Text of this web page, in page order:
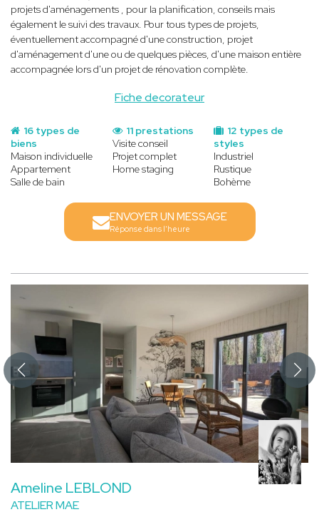
Fiche decorateur
projets d'aménagements , pour la planification, conseils mais
également le suivi des travaux. Pour tous types de projets,
éventuellement accompagné d'une construction, projet
d'aménagement d'une ou de quelques pièces, d'une maison entière
accompagnée lors d'un projet de rénovation complète.
16 types de
biens
Maison individuelle
Appartement
Salle de bain
12 types de
styles
Industriel
Rustique
Bohème
11 prestations
Visite conseil
Projet complet
Home staging
ENVOYER UN MESSAGE
Réponse dans l'heure
Ameline LEBLOND
ATELIER MAE